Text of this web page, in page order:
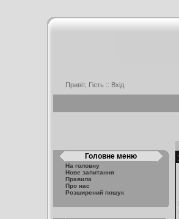
Привіт, Гість :: Вхід
Головне меню
На головну
Нове запитання
Правила
Про нас
Розширений пошук